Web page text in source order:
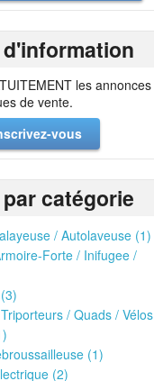
les annonces
de vente.
vous
catégorie
/ Autolaveuse (1)
Forte / Inifugee /
/ Quads / Vélos
(1)
(2)